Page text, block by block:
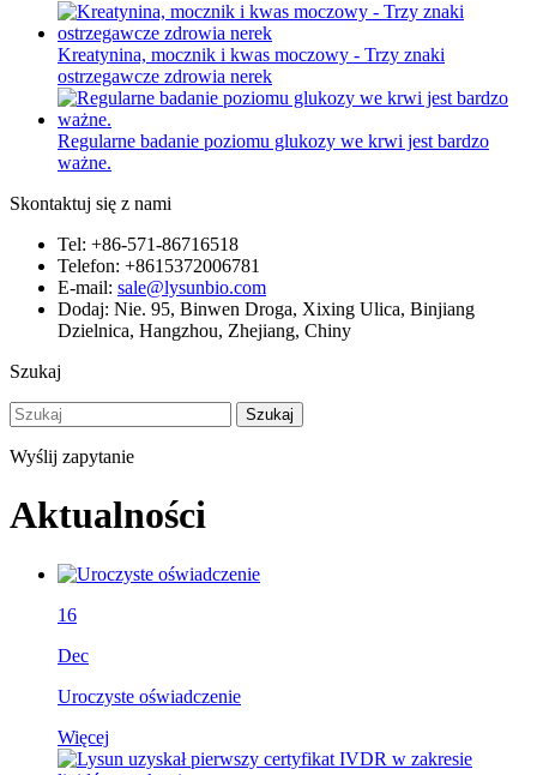
Kreatynina, mocznik i kwas moczowy - Trzy znaki
ostrzegawcze zdrowia nerek
Regularne badanie poziomu glukozy we krwi jest bardzo
ważne.
Skontaktuj się z nami
Tel: +86-571-86716518
Telefon: +8615372006781
E-mail: sale@lysunbio.com
Dodaj: Nie. 95, Binwen Droga, Xixing Ulica, Binjiang
Dzielnica, Hangzhou, Zhejiang, Chiny
Szukaj
Szukaj
Wyślij zapytanie
Aktualności
16
Dec
Uroczyste oświadczenie
Więcej